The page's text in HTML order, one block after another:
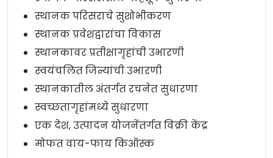
स्थानक परिसराचे सुशोभीकरण
स्थानक प्रवेशद्वारांचा विकास
स्थानकावर प्रतीक्षागृहांची उभारणी
स्वयंचलित जिन्यांची उभारणी
स्थानकातील अंतर्गत रचनेत सुधारणा
स्वच्छतागृहांमध्ये सुधारणा
एक देश, उत्पादन योजनेंतर्गत विक्री केंद्र
मोफत वाय-फाय किऑस्क